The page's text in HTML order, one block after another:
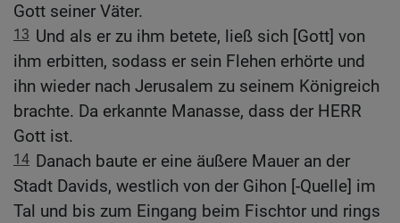
Gott seiner Väter.
13 Und als er zu ihm betete, ließ sich [Gott] von
ihm erbitten, sodass er sein Flehen erhörte und
ihn wieder nach Jerusalem zu seinem Königreich
brachte. Da erkannte Manasse, dass der HERR
Gott ist.
14 Danach baute er eine äußere Mauer an der
Stadt Davids, westlich von der Gihon [-Quelle] im
Tal und bis zum Eingang beim Fischtor und rings